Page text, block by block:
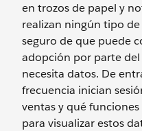
en trozos de papel y
realizan ningún tipo
seguro de que puede
adopción por parte
necesita datos. De
frecuencia inician
ventas y qué
para visualizar estos